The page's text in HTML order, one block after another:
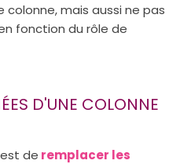
colonne, mais aussi ne pas
fonction du rôle de
D'UNE COLONNE
de remplacer les